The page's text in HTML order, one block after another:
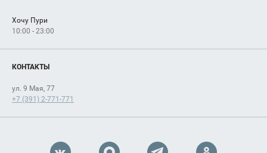
Хочу Пури
10:00 - 23:00
КОНТАКТЫ
ул. 9 Мая, 77
+7 (391) 2-771-771